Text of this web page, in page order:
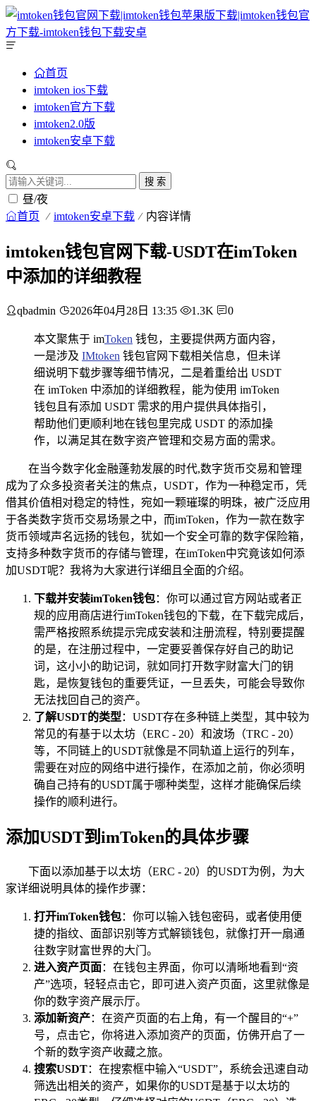
首页
imtoken ios下载
imtoken官方下载
imtoken2.0版
imtoken安卓下载
搜 索
昼/夜
首页 imtoken安卓下载 内容详情
imtoken钱包官网下载-USDT在imToken
中添加的详细教程
qbadmin 2026年04月28日 13:35 1.3K 0
本文聚焦于 imToken 钱包，主要提供两方面内容，
一是涉及 IMtoken 钱包官网下载相关信息，但未详
细说明下载步骤等细节情况，二是着重给出 USDT
在 imToken 中添加的详细教程，能为使用 imToken
钱包且有添加 USDT 需求的用户提供具体指引，
帮助他们更顺利地在钱包里完成 USDT 的添加操
作，以满足其在数字资产管理和交易方面的需求。
在当今数字化金融蓬勃发展的时代,数字货币交易和管理
成为了众多投资者关注的焦点，USDT，作为一种稳定币，凭
借其价值相对稳定的特性，宛如一颗璀璨的明珠，被广泛应用
于各类数字货币交易场景之中，而imToken，作为一款在数字
货币领域声名远扬的钱包，犹如一个安全可靠的数字保险箱，
支持多种数字货币的存储与管理，在imToken中究竟该如何添
加USDT呢？我将为大家进行详细且全面的介绍。
下载并安装imToken钱包：你可以通过官方网站或者正
规的应用商店进行imToken钱包的下载，在下载完成后，
需严格按照系统提示完成安装和注册流程，特别要提醒
的是，在注册过程中，一定要妥善保存好自己的助记
词，这小小的助记词，就如同打开数字财富大门的钥
匙，是恢复钱包的重要凭证，一旦丢失，可能会导致你
无法找回自己的资产。
了解USDT的类型 ：USDT存在多种链上类型，其中较为
常见的有基于以太坊（ERC - 20）和波场（TRC - 20）
等，不同链上的USDT就像是不同轨道上运行的列车，
需要在对应的网络中进行操作，在添加之前，你必须明
确自己持有的USDT属于哪种类型，这样才能确保后续
操作的顺利进行。
添加USDT到imToken的具体步骤
下面以添加基于以太坊（ERC - 20）的USDT为例，为大
家详细说明具体的操作步骤：
打开imToken钱包：你可以输入钱包密码，或者使用便
捷的指纹、面部识别等方式解锁钱包，就像打开一扇通
往数字财富世界的大门。
进入资产页面：在钱包主界面，你可以清晰地看到“资
产”选项，轻轻点击它，即可进入资产页面，这里就像是
你的数字资产展示厅。
添加新资产：在资产页面的右上角，有一个醒目的“+”
号，点击它，你将进入添加资产的页面，仿佛开启了一
个新的数字资产收藏之旅。
搜索USDT：在搜索框中输入“USDT”，系统会迅速自动
筛选出相关的资产，如果你的USDT是基于以太坊的